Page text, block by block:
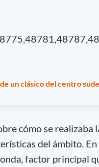
un clásico del centro
cómo se realizaba
del ámbito.
factor principal